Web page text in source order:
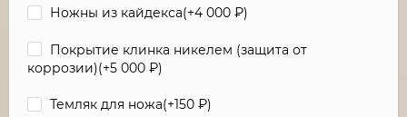
Ножны из кайдекса(+4 000 ₽)
Покрытие клинка никелем (защита от
коррозии)(+5 000 ₽)
Темляк для ножа(+150 ₽)